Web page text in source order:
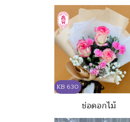
KB 630
ช่อดอกไม้